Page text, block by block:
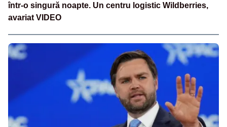
într-o singură noapte. Un centru logistic Wildberries,
avariat VIDEO